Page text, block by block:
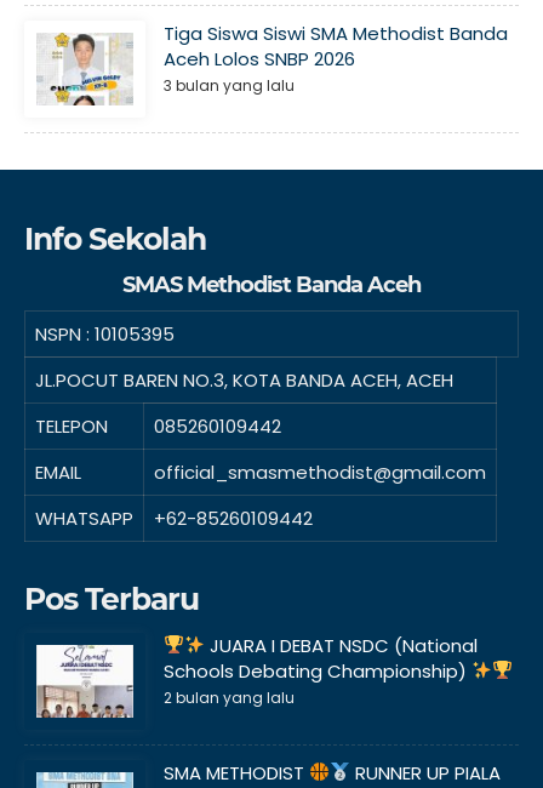
Tiga Siswa Siswi SMA Methodist Banda
Aceh Lolos SNBP 2026
3 bulan yang lalu
Info Sekolah
SMAS Methodist Banda Aceh
NSPN : 10105395
JL.POCUT BAREN NO.3, KOTA BANDA ACEH, ACEH
TELEPON
085260109442
EMAIL
official_smasmethodist@gmail.com
WHATSAPP
+62-85260109442
Pos Terbaru
JUARA I DEBAT NSDC (National
Schools Debating Championship)
2 bulan yang lalu
SMA METHODIST
RUNNER UP PIALA